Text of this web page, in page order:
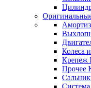
Колеса
Крепеж
Прочее